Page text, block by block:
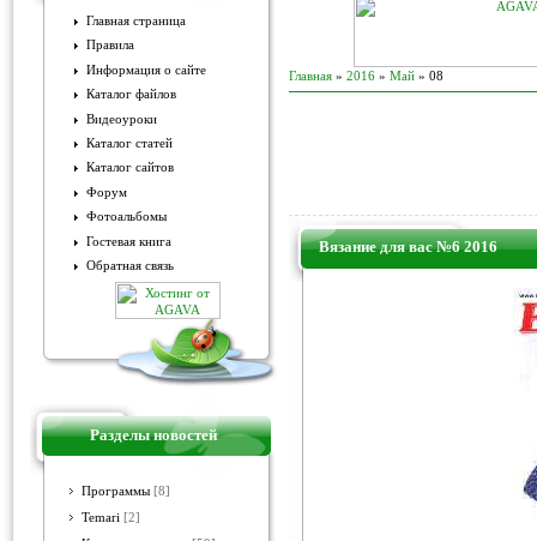
Главная страница
Правила
Информация о сайте
Каталог файлов
Видеоуроки
Каталог статей
Каталог сайтов
Форум
Фотоальбомы
Гостевая книга
Обратная связь
Разделы новостей
Программы [8]
Temari [2]
Главная » 2016 » Май » 08
Вязание для вас №6 2016